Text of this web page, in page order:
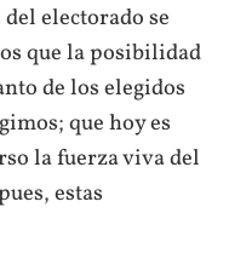
electorado se
que la posibilidad
de los elegidos
que hoy es
la fuerza viva del
estas